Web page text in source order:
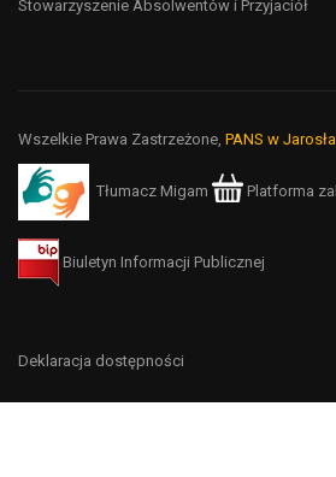
Stowarzyszenie Absolwentów i Przyjaciół
Wszelkie Prawa Zastrzeżone, PANS w
Tłumacz Migam Platforma
Biuletyn Informacji Publicznej
Deklaracja dostępności